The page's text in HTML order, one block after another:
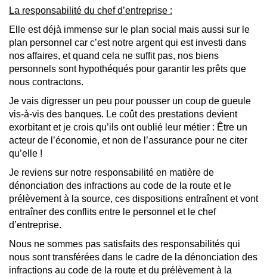
La responsabilité du chef d’entreprise :
Elle est déjà immense sur le plan social mais aussi sur le
plan personnel car c’est notre argent qui est investi dans
nos affaires, et quand cela ne suffit pas, nos biens
personnels sont hypothéqués pour garantir les prêts que
nous contractons.
Je vais digresser un peu pour pousser un coup de gueule
vis-à-vis des banques. Le coût des prestations devient
exorbitant et je crois qu’ils ont oublié leur métier : Être un
acteur de l’économie, et non de l’assurance pour ne citer
qu’elle !
Je reviens sur notre responsabilité en matière de
dénonciation des infractions au code de la route et le
prélèvement à la source, ces dispositions entraînent et vont
entraîner des conflits entre le personnel et le chef
d’entreprise.
Nous ne sommes pas satisfaits des responsabilités qui
nous sont transférées dans le cadre de la dénonciation des
infractions au code de la route et du prélèvement à la